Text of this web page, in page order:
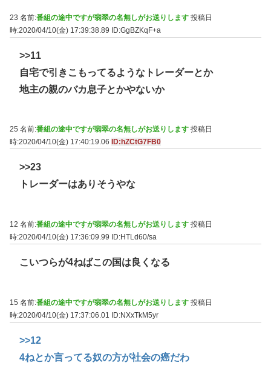
23 名前:番組の途中ですが翡翠の名無しがお送りします 投稿日
時:2020/04/10(金) 17:39:38.89 ID:GgBZKqF+a
>>11
自宅で引きこもってるようなトレーダーとか
地主の親のバカ息子とかやないか
25 名前:番組の途中ですが翡翠の名無しがお送りします 投稿日
時:2020/04/10(金) 17:40:19.06
ID:hZCtG7FB0
>>23
トレーダーはありそうやな
12 名前:番組の途中ですが翡翠の名無しがお送りします 投稿日
時:2020/04/10(金) 17:36:09.99
ID:HTLd60/sa
こいつらが4ねばこの国は良くなる
15 名前:番組の途中ですが翡翠の名無しがお送りします 投稿日
時:2020/04/10(金) 17:37:06.01 ID:NXxTkM5yr
>>12
4ねとか言ってる奴の方が社会の癌だわ